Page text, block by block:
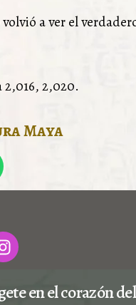
a ver el
2,020.
Maya
en el corazón